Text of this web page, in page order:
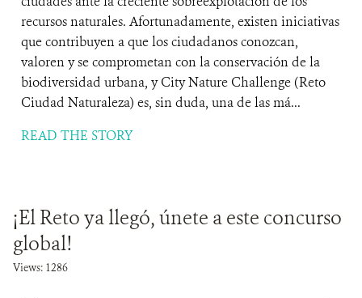
recursos naturales. Afortunadamente, existen iniciativas
que contribuyen a que los ciudadanos conozcan,
valoren y se comprometan con la conservación de la
biodiversidad urbana, y City Nature Challenge (Reto
Ciudad Naturaleza) es, sin duda, una de las má...
READ THE STORY
¡El Reto ya llegó, únete a este concurso
global!
Views: 1286